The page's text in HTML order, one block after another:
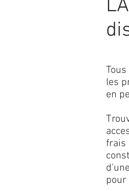
les
en
pour